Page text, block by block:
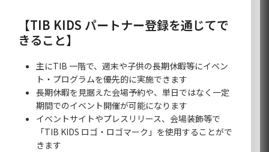
【TIB KIDS パートナー登録を通じてで
きること】
主にTIB 一階で、週末や子供の長期休暇等にイベン
ト・プログラムを優先的に実施できます
長期休暇を見据えた会場予約や、単日ではなく一定
期間でのイベント開催が可能になります
イベントサイトやプレスリリース、会場装飾等で
「TIB KIDS ロゴ・ロゴマーク」を使用することがで
きます